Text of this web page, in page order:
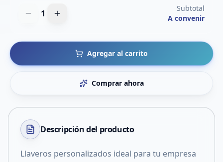
1
Subtotal
A convenir
Agregar al carrito
Comprar ahora
Descripción del producto
Llaveros personalizados ideal para tu empresa